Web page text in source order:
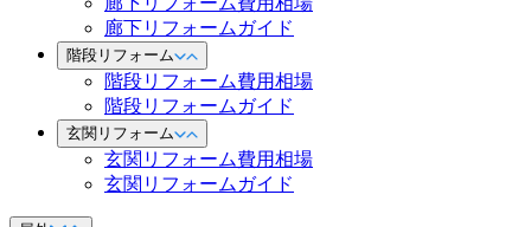
廊下リフォームガイド
階段リフォーム
階段リフォーム費用相場
階段リフォームガイド
玄関リフォーム
玄関リフォーム費用相場
玄関リフォームガイド